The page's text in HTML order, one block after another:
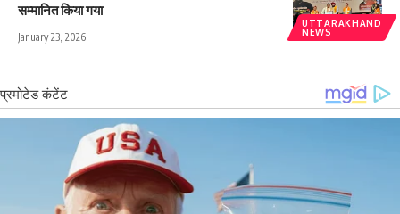
UTTARAKHAND
NEWS
सम्मानित किया गया
January 23, 2026